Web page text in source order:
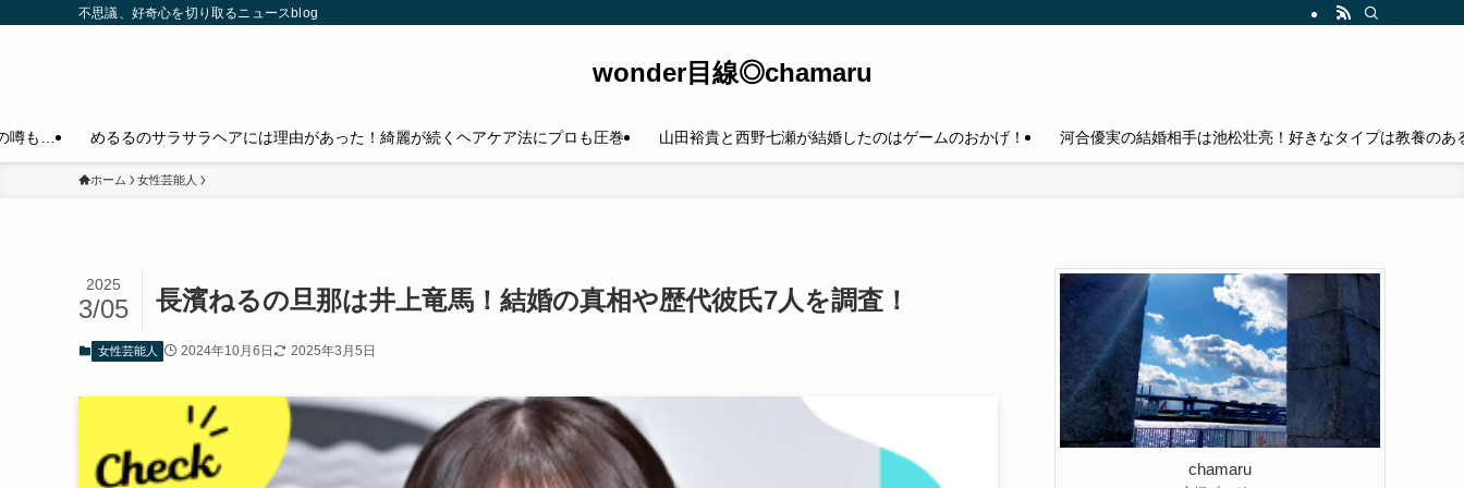
不思議、好奇心を切り取るニュースblog
wonder目線◎chamaru
噂も… めるるのサラサラヘアには理由があった！綺麗が続くヘアケア法にプロも圧巻 山田裕貴と西野七瀬が結婚したのはゲームのおかげ！ 河合優実の結婚相手は池松壮亮！好きなタイプは教養のあ
ホーム 女性芸能人
長濱ねるの旦那は井上竜馬！結婚の真相や歴代彼氏7人を調査！
2025
3/05
女性芸能人 2024年10月6日 2025年3月5日
chamaru